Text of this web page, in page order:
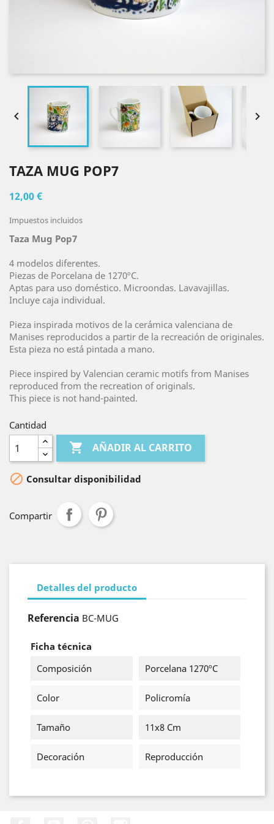
 
TAZA MUG POP7
12,00 €
Impuestos incluidos
Taza Mug Pop7
4 modelos diferentes.
Piezas de Porcelana de 1270ºC.
Aptas para uso doméstico. Microondas. Lavavajillas.
Incluye caja individual.
Pieza inspirada motivos de la cerámica valenciana de
Manises reproducidos a partir de la recreación de originales.
Esta pieza no está pintada a mano.
Piece inspired by Valencian ceramic motifs from Manises
reproduced from the recreation of originals.
This piece is not hand-painted.
Cantidad
 AÑADIR AL CARRITO
 Consultar disponibilidad
Compartir
Detalles del producto
Referencia BC-MUG
Ficha técnica
Composición
Porcelana 1270ºC
Color Policromía
Tamaño 11x8 Cm
Decoración Reproducción